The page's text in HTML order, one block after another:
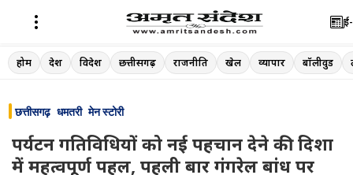
Skip
to
होम देश विदेश छत्तीसगढ़ राजनीति खेल व्यापार बॉलीवुड
छत्तीसगढ़ धमतरी मेन स्टोरी
पर्यटन गतिविधियों को नई पहचान देने की दिशा
में महत्वपूर्ण पहल, पहली बार गंगरेल बांध पर